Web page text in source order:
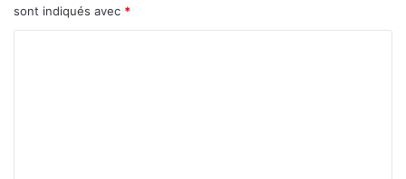
sont indiqués avec *